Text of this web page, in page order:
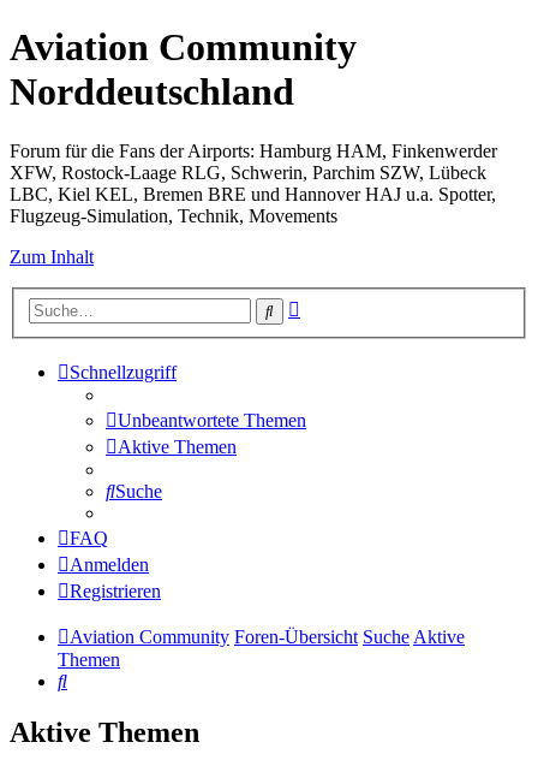
Aviation Community
Norddeutschland
Forum für die Fans der Airports: Hamburg HAM, Finkenwerder
XFW, Rostock-Laage RLG, Schwerin, Parchim SZW, Lübeck
LBC, Kiel KEL, Bremen BRE und Hannover HAJ u.a. Spotter,
Flugzeug-Simulation, Technik, Movements
Zum Inhalt
Suche
Schnellzugriff
Unbeantwortete Themen
Aktive Themen
Suche
FAQ
Anmelden
Registrieren
Aviation Community Foren-Übersicht SucheAktive
Themen
Suche
Aktive Themen